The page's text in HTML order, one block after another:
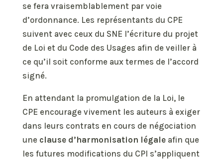
se fera vraisemblablement par voie
d’ordonnance. Les représentants du CPE
suivent avec ceux du SNE l’écriture du projet
de Loi et du Code des Usages afin de veiller à
ce qu’il soit conforme aux termes de l’accord
signé.
En attendant la promulgation de la Loi, le
CPE encourage vivement les auteurs à exiger
dans leurs contrats en cours de négociation
une clause d’harmonisation légaleafin que
les futures modifications du CPI s’appliquent